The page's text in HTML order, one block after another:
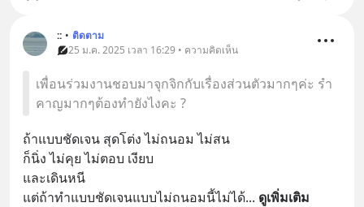
:: • ติดตาม
25 ม.ค. 2025 เวลา 16:29 • ความคิดเห็น
เพื่อนร่วมงานชอบมาจุกจิกกับเรื่องส่วนตัวมากๆค่ะ รำ
คาญมากๆต้องทำยังไงคะ ?
ถ้าแบบชัดเจน สุดโต่ง ไม่ถนอม ไม่สน
ก็นิ่ง ไม่คุย ไม่ตอบ เงียบ
และเดินหนี
แต่ถ้าทำแบบชัดเจนแบบไม่ถนอมนี้ไม่ได้... ดูเพิ่มเติม